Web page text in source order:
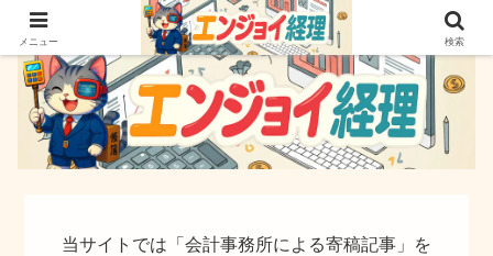
簿記でなく実務ができるサイト
当サイトでは「会計事務所による寄稿記事」を
メニュー 検索